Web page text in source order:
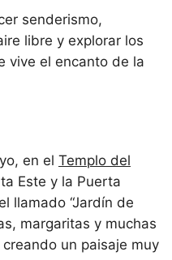
senderismo,
libre y explorar los
vive el encanto de la
en el Templo del
Este y la Puerta
llamado “Jardín de
margaritas y muchas
un paisaje muy